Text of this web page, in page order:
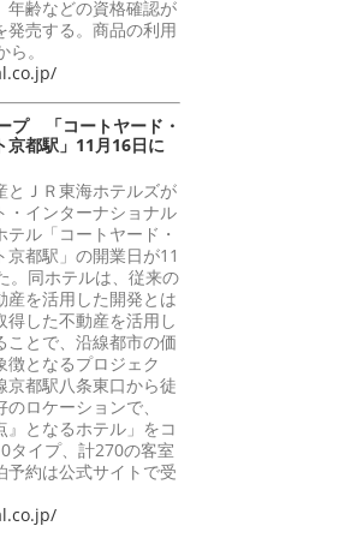
年齢などの資格確認が
発売する。商品の利用
。
プ 「コートヤード・
京都駅」11月16日に
ＪＲ東海ホテルズが
・インターナショナル
ル「コートヤード・
京都駅」の開業日が11
。同ホテルは、従来の
産を活用した開発とは
得した不動産を活用し
ことで、沿線都市の価
徴となるプロジェク
京都駅八条東口から徒
ロケーションで、
』となるホテル」をコ
タイプ、計270の客室
予約は公式サイトで受